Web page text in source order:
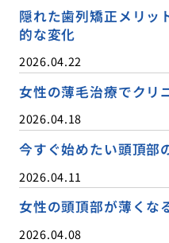
隠れた歯列矯正メリッ
的な変化
2026.04.22
女性の薄毛治療でクリ
2026.04.18
今すぐ始めたい頭頂部
2026.04.11
女性の頭頂部が薄くな
2026.04.08